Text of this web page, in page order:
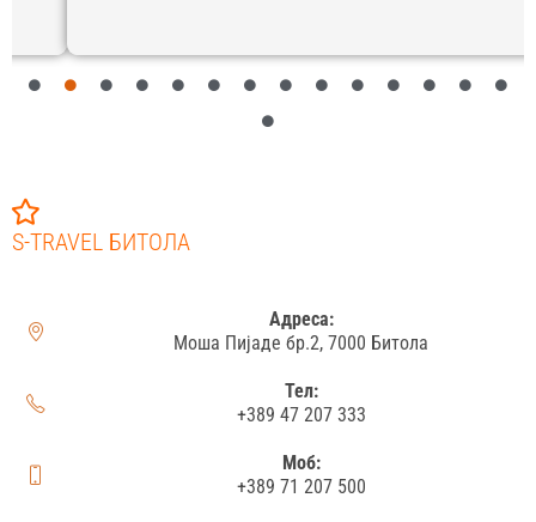
S-TRAVEL БИТОЛА
Адреса:
Моша Пијаде бр.2, 7000 Битола
Тел:
+389 47 207 333
Моб:
+389 71 207 500